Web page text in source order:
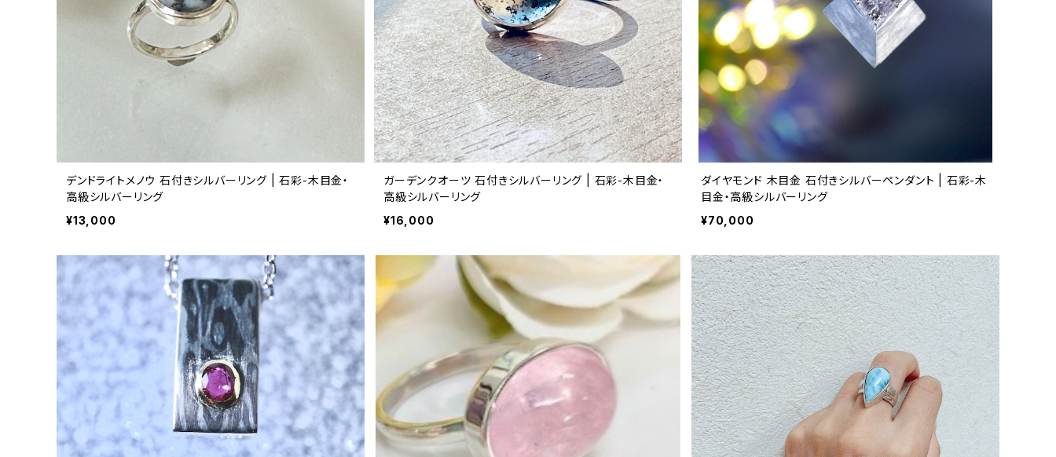
デンドライトメノウ 石付きシルバーリング | 石彩-木目金・
高級シルバーリング
¥13,000
ガーデンクオーツ 石付きシルバーリング | 石彩-木目金・
高級シルバーリング
¥16,000
ダイヤモンド 木目金 石付きシルバーペンダント | 石彩-木
目金・高級シルバーリング
¥70,000